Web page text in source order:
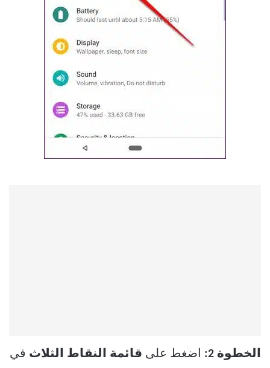
الخطوة 2: اضغط على قائمة النقاط الثلاث في